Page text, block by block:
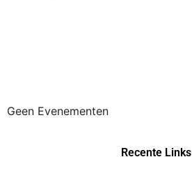
Geen Evenementen
Recente Links